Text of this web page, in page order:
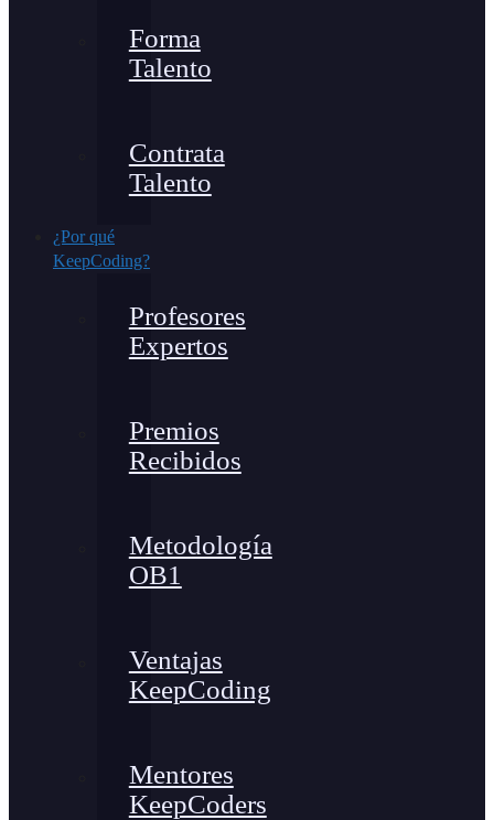
Forma
Talento
Contrata
Talento
¿Por qué
KeepCoding?
Profesores
Expertos
Premios
Recibidos
Metodología
OB1
Ventajas
KeepCoding
Mentores
KeepCoders